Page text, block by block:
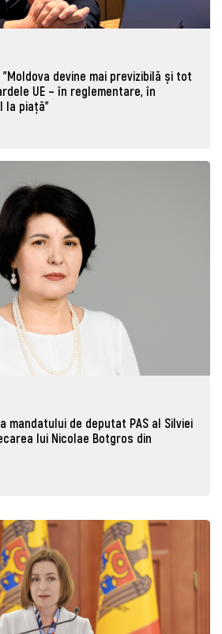
devine mai previzibilă și tot
UE – în reglementare, în
la piață"
mandatului de deputat PAS al Silviei
lui Nicolae Botgros din